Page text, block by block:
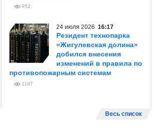
952
24 июля 2026 16:17
Резидент технопарка
«Жигулевская долина»
добился внесения
изменений в правила по
противопожарным системам
1187
Весь список